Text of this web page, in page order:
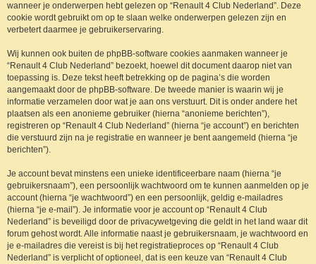
wanneer je onderwerpen hebt gelezen op “Renault 4 Club Nederland”. Deze
cookie wordt gebruikt om op te slaan welke onderwerpen gelezen zijn en
verbetert daarmee je gebruikerservaring.
Wij kunnen ook buiten de phpBB-software cookies aanmaken wanneer je
“Renault 4 Club Nederland” bezoekt, hoewel dit document daarop niet van
toepassing is. Deze tekst heeft betrekking op de pagina’s die worden
aangemaakt door de phpBB-software. De tweede manier is waarin wij je
informatie verzamelen door wat je aan ons verstuurt. Dit is onder andere het
plaatsen als een anonieme gebruiker (hierna “anonieme berichten”),
registreren op “Renault 4 Club Nederland” (hierna “je account”) en berichten
die verstuurd zijn na je registratie en wanneer je bent aangemeld (hierna “je
berichten”).
Je account bevat minstens een unieke identificeerbare naam (hierna “je
gebruikersnaam”), een persoonlijk wachtwoord om te kunnen aanmelden op je
account (hierna “je wachtwoord”) en een persoonlijk, geldig e-mailadres
(hierna “je e-mail”). Je informatie voor je account op “Renault 4 Club
Nederland” is beveiligd door de privacywetgeving die geldt in het land waar dit
forum gehost wordt. Alle informatie naast je gebruikersnaam, je wachtwoord en
je e-mailadres die vereist is bij het registratieproces op “Renault 4 Club
Nederland” is verplicht of optioneel, dat is een keuze van “Renault 4 Club